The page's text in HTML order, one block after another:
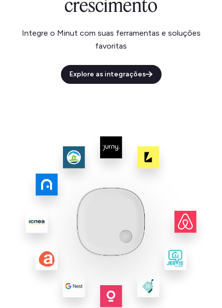
crescimento
Integre o Minut com suas ferramentas e soluções
favoritas
Explore as integrações